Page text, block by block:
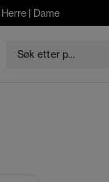
Herre | Dame